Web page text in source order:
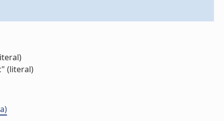
(literal)